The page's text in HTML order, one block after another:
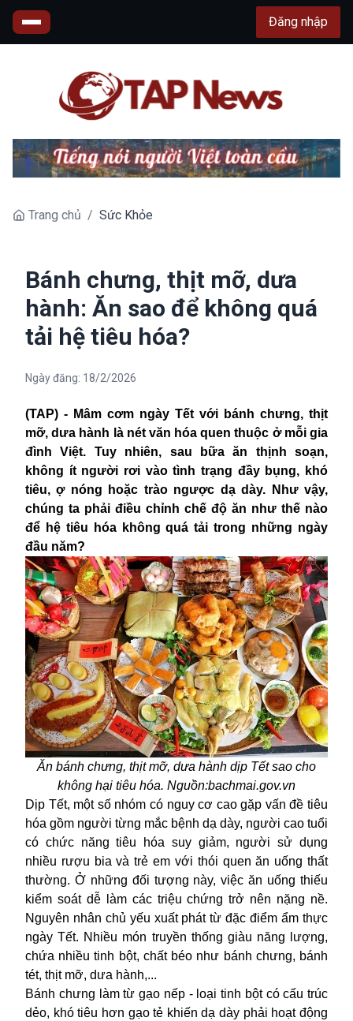
Đăng nhập
Trang chủ / Sức Khỏe
Bánh chưng, thịt mỡ, dưa
hành: Ăn sao để không quá
tải hệ tiêu hóa?
Ngày đăng: 18/2/2026
(TAP) - Mâm cơm ngày Tết với bánh chưng, thịt
mỡ, dưa hành là nét văn hóa quen thuộc ở mỗi gia
đình Việt. Tuy nhiên, sau bữa ăn thịnh soạn,
không ít người rơi vào tình trạng đầy bụng, khó
tiêu, ợ nóng hoặc trào ngược dạ dày. Như vậy,
chúng ta phải điều chỉnh chế độ ăn như thế nào
để hệ tiêu hóa không quá tải trong những ngày
đầu năm?
Ăn bánh chưng, thịt mỡ, dưa hành dịp Tết sao cho
không hại tiêu hóa. Nguồn:bachmai.gov.vn
Dịp Tết, một số nhóm có nguy cơ cao gặp vấn đề tiêu
hóa gồm người từng mắc bệnh dạ dày, người cao tuổi
có chức năng tiêu hóa suy giảm, người sử dụng
nhiều rượu bia và trẻ em với thói quen ăn uống thất
thường. Ở những đối tượng này, việc ăn uống thiếu
kiểm soát dễ làm các triệu chứng trở nên nặng nề.
Nguyên nhân chủ yếu xuất phát từ đặc điểm ẩm thực
ngày Tết. Nhiều món truyền thống giàu năng lượng,
chứa nhiều tinh bột, chất béo như bánh chưng, bánh
tét, thịt mỡ, dưa hành,...
Bánh chưng làm từ gạo nếp - loại tinh bột có cấu trúc
dẻo, khó tiêu hơn gạo tẻ khiến dạ dày phải hoạt động